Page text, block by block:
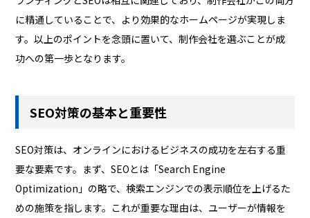
に精通していることで、より効果的なホームページが実現しま
す。以上のポイントを念頭に置いて、制作会社を選ぶことが成
功への第一歩となります。
SEO対策の基本と重要性
SEO対策は、オンラインにおけるビジネスの成功を左右する重
要な要素です。まず、SEOとは「Search Engine
Optimization」の略で、検索エンジンでの表示順位を上げるた
めの施策を指します。これが重要な理由は、ユーザーが情報を